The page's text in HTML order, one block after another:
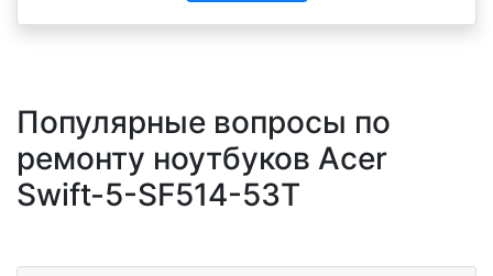
Популярные вопросы по
ремонту ноутбуков Acer
Swift-5-SF514-53T